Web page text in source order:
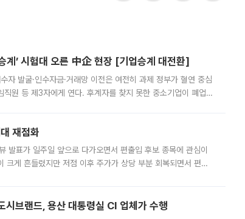
’ 시험대 오른 中企 현장 [기업승계 대전환]
발굴·인수자금·거래망 이전은 여전히 과제 정부가 혈연 중심
원 등 제3자에게 연다. 후계자를 찾지 못한 중소기업이 폐업
재점화
발표가 일주일 앞으로 다가오면서 편출입 후보 종목에 관심이
크게 흔들렸지만 저점 이후 주가가 상당 부분 회복되면서 편입
랜드, 용산 대통령실 CI 업체가 수행